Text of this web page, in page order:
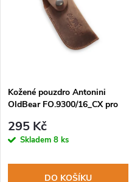
Kožené pouzdro Antonini
OldBear FO.9300/16_CX pro
295 Kč
Skladem 8 ks
DO KOŠÍKU